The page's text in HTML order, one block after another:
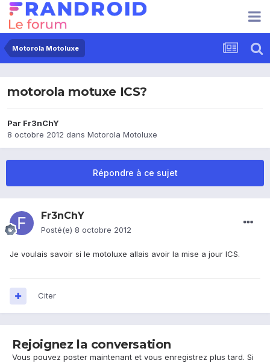
Motorola Motoluxe
motorola motuxe ICS?
Par Fr3nChY
8 octobre 2012 dans Motorola Motoluxe
Répondre à ce sujet
Fr3nChY
Posté(e) 8 octobre 2012
Je voulais savoir si le motoluxe allais avoir la mise a jour ICS.
Citer
Rejoignez la conversation
Vous pouvez poster maintenant et vous enregistrez plus tard. Si